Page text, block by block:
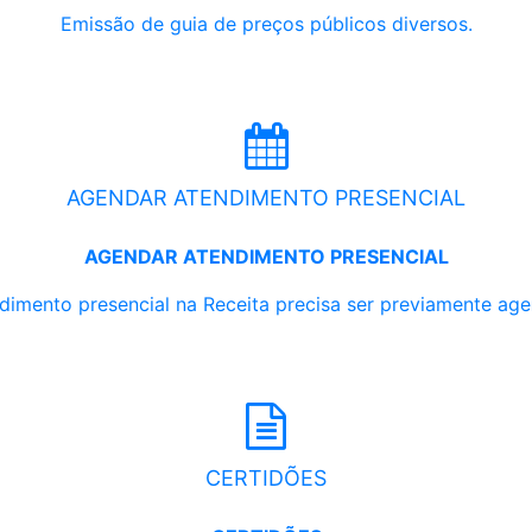
Emissão de guia de preços públicos diversos.
AGENDAR ATENDIMENTO PRESENCIAL
AGENDAR ATENDIMENTO PRESENCIAL
presencial na Receita precisa ser previamente
CERTIDÕES